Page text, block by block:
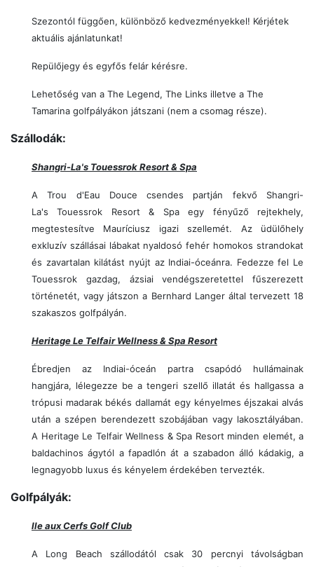
Szezontól függően, különböző kedvezményekkel! Kérjétek
aktuális ajánlatunkat!
Repülőjegy és egyfős felár kérésre.
Lehetőség van a The Legend, The Links illetve a The
Tamarina golfpályákon játszani (nem a csomag része).
Szállodák:
Shangri-La's Touessrok Resort & Spa
A Trou d'Eau Douce csendes partján fekvő Shangri-
La's Touessrok Resort & Spa egy fényűző rejtekhely,
megtestesítve Mauríciusz igazi szellemét. Az üdülőhely
exkluzív szállásai lábakat nyaldosó fehér homokos strandokat
és zavartalan kilátást nyújt az Indiai-óceánra. Fedezze fel Le
Touessrok gazdag, ázsiai vendégszeretettel fűszerezett
történetét, vagy játszon a Bernhard Langer által tervezett 18
szakaszos golfpályán.
Heritage Le Telfair Wellness & Spa Resort
Ébredjen az Indiai-óceán partra csapódó hullámainak
hangjára, lélegezze be a tengeri szellő illatát és hallgassa a
trópusi madarak békés dallamát egy kényelmes éjszakai alvás
után a szépen berendezett szobájában vagy lakosztályában.
A Heritage Le Telfair Wellness & Spa Resort minden elemét, a
baldachinos ágytól a fapadlón át a szabadon álló kádakig, a
legnagyobb luxus és kényelem érdekében tervezték.
Golfpályák:
Ile aux Cerfs Golf Club
A Long Beach szállodától csak 30 percnyi távolságban